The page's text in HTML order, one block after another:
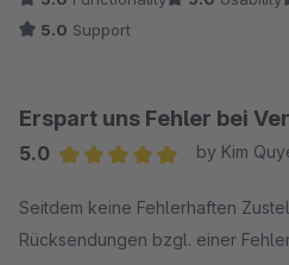
5.0 Support
Erspart uns Fehler bei
5.0
by Kim
Seitdem keine Fehlerhaften
Rücksendungen bzgl.